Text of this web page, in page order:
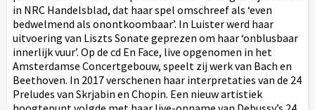
in NRC Handelsblad, dat haar spel omschreef als ‘even
bedwelmend als onontkoombaar’. In Luister werd haar
uitvoering van Liszts Sonate geprezen om haar ‘onblusbaar
innerlijk vuur’. Op de cd En Face, live opgenomen in het
Amsterdamse Concertgebouw, speelt zij werk van Bach en
Beethoven. In 2017 verschenen haar interpretaties van de 24
Preludes van Skrjabin en Chopin. Een nieuw artistiek